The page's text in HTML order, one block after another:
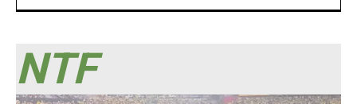
NTF